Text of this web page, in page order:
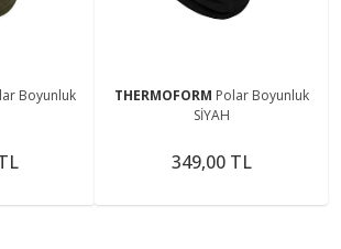
Boyunluk
THERMOFORM Polar Boyunluk
SİYAH
349,00 TL